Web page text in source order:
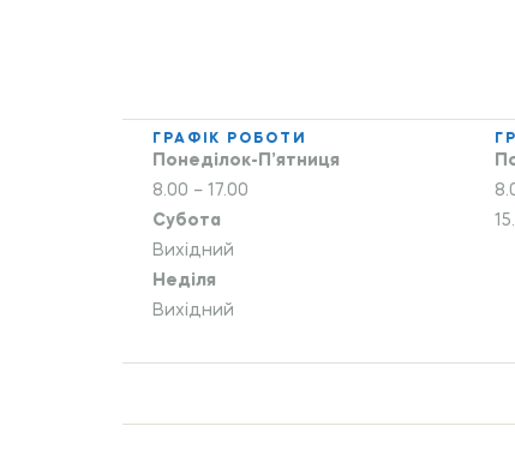
ГРАФІК РОБОТИ
Понеділок-П’ятниця
8.00 – 17.00
Субота
Вихідний
Неділя
Вихідний